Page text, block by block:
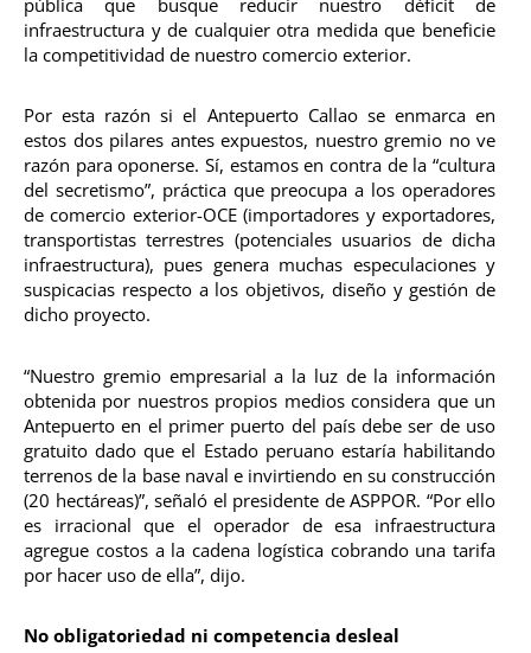
infraestructura y de cualquier otra medida que beneficie
la competitividad de nuestro comercio exterior.
Por esta razón si el Antepuerto Callao se enmarca en
estos dos pilares antes expuestos, nuestro gremio no ve
razón para oponerse. Sí, estamos en contra de la “cultura
del secretismo”, práctica que preocupa a los operadores
de comercio exterior-OCE (importadores y exportadores,
transportistas terrestres (potenciales usuarios de dicha
infraestructura), pues genera muchas especulaciones y
suspicacias respecto a los objetivos, diseño y gestión de
dicho proyecto.
“Nuestro gremio empresarial a la luz de la información
obtenida por nuestros propios medios considera que un
Antepuerto en el primer puerto del país debe ser de uso
gratuito dado que el Estado peruano estaría habilitando
terrenos de la base naval e invirtiendo en su construcción
(20 hectáreas)”, señaló el presidente de ASPPOR. “Por ello
es irracional que el operador de esa infraestructura
agregue costos a la cadena logística cobrando una tarifa
por hacer uso de ella”, dijo.
No obligatoriedad ni competencia desleal